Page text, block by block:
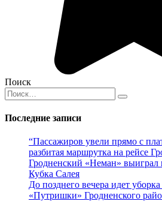
Поиск
Search
for:
Последние записи
“Пассажиров увели прямо с
разбитая маршрутка на рейсе
Гродненский «Неман» выиграл
Кубка Салея
До позднего вечера идет
«Путришки» Гродненского